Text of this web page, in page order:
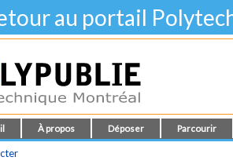
au portail
À propos Déposer Parcourir